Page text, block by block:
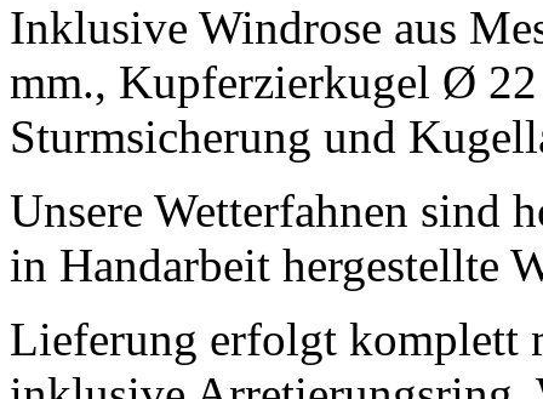
Inklusive Windrose aus
mm., Kupferzierkugel Ø
Sturmsicherung und
Unsere Wetterfahnen sind
in Handarbeit hergestellte
Lieferung erfolgt komplett